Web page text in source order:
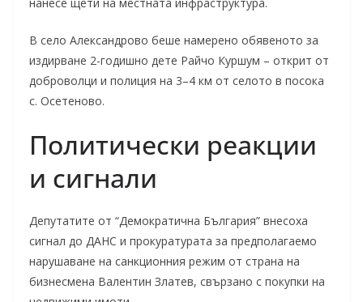
В село Александрово беше намерено обявеното за
издирване 2-годишно дете Райчо Куршум – открит от
доброволци и полиция на 3–4 км от селото в посока
с. Осетеново.
Политически реакции
и сигнали
Депутатите от “Демократична България” внесоха
сигнал до ДАНС и прокуратурата за предполагаемо
нарушаване на санкционния режим от страна на
бизнесмена Валентин Златев, свързано с покупки на